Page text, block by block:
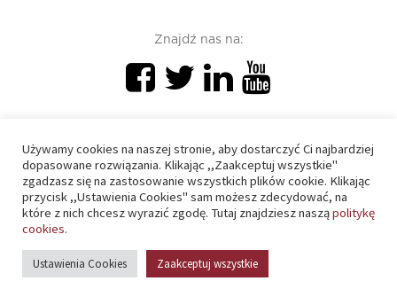
Znajdź nas na:
PIU 2020 © All right reserved
Polityka cookies
Używamy cookies na naszej stronie, aby dostarczyć Ci najbardziej
dopasowane rozwiązania. Klikając ,,Zaakceptuj wszystkie"
zgadzasz się na zastosowanie wszystkich plików cookie. Klikając
przycisk ,,Ustawienia Cookies" sam możesz zdecydować, na
które z nich chcesz wyrazić zgodę. Tutaj znajdziesz nasząpolitykę
cookies.
Ustawienia Cookies Zaakceptuj wszystkie